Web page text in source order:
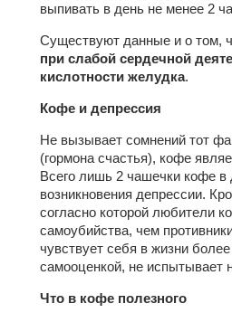
выпивать в день не менее 2
Существуют данные и о том,
при слабой сердечной
кислотности желудка.
Кофе и депрессия
Не вызывает сомнений тот
(гормона счастья), кофе
Всего лишь 2 чашечки кофе в
возникновения депрессии.
согласно которой любители
самоубийства, чем
чувствует себя в жизни
самооценкой, не испытывает
Что в кофе полезного